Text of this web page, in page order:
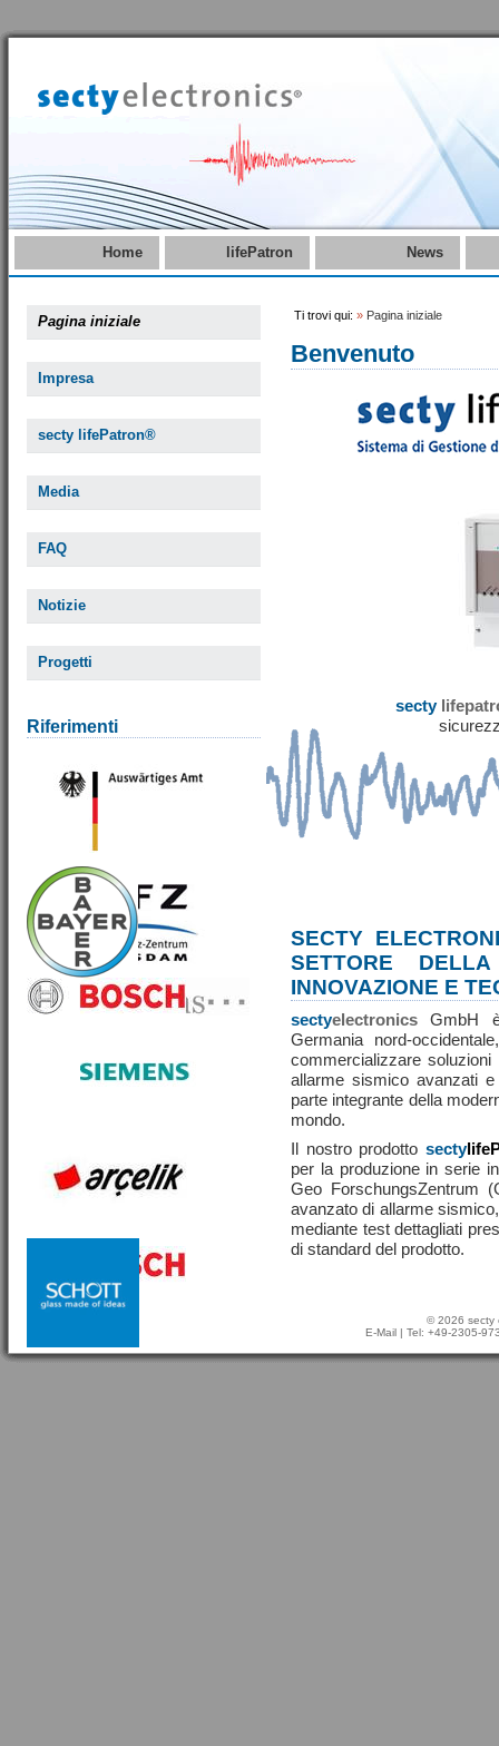
Home lifePatron News
Pagina iniziale
Impresa
secty lifePatron®
Media
FAQ
Notizie
Progetti
Riferimenti
Ti trovi qui: » Pagina iniziale
Benvenuto
secty
SECTY
SETTORE
INNOVAZIONE E
sectyelectronics GmbH
Germania nord-
commercializzare
allarme sismico avanzati
parte integrante della
mondo.
Il nostro prodotto secty
per la produzione in serie
Geo ForschungsZentrum
avanzato di allarme
mediante test dettagliati
di standard del prodotto.
© 2026 secty
E-Mail | Tel: +49-2305-